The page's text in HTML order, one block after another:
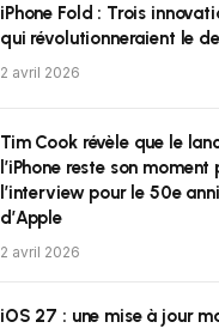
iPhone Fold : Trois
qui révolutionneraient le
2 avril 2026
Tim Cook révèle que le
l’iPhone reste son
l’interview pour le 50e
d’Apple
2 avril 2026
iOS 27 : une mise à jour